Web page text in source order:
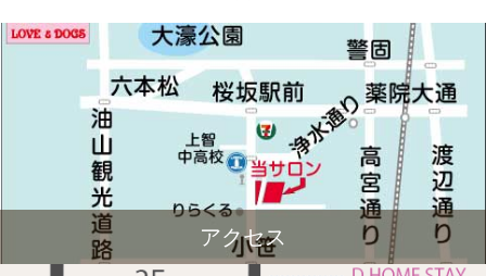
アクセス